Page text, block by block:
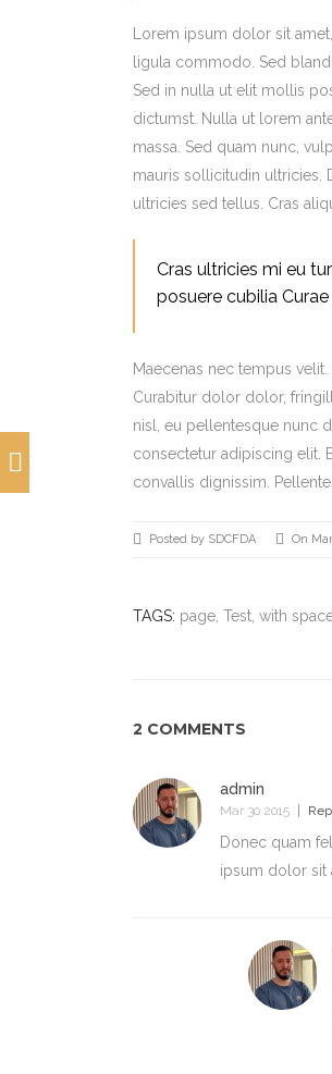
Lorem ipsum dolor sit
ligula commodo. Sed
Sed in nulla ut elit mollis
dictumst. Nulla ut lorem
massa. Sed quam nunc,
mauris sollicitudin ultricies.
ultricies sed tellus. Cras
Cras ultricies mi eu
posuere cubilia Curae
Maecenas nec tempus
Curabitur dolor dolor,
nisl, eu pellentesque nunc
consectetur adipiscing elit.
convallis dignissim.
Posted by SDCFDA On
TAGS: page, Test, with
2 COMMENTS
admin
Mar 30 2015
Donec quam
ipsum dolor sit